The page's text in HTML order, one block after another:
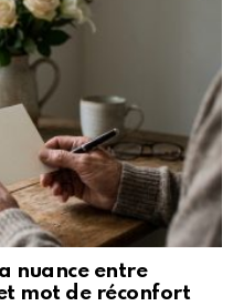
nuance entre
mot de réconfort